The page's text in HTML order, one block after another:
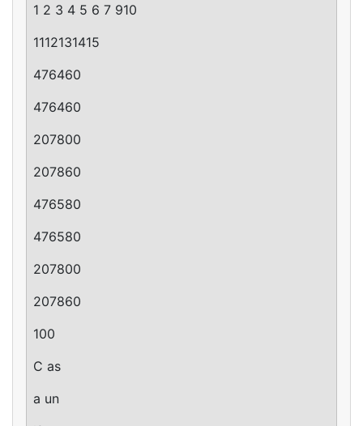
1 2 3 4 5 6 7 910
1112131415
476460
476460
207800
207860
476580
476580
207800
207860
100
C as
a un